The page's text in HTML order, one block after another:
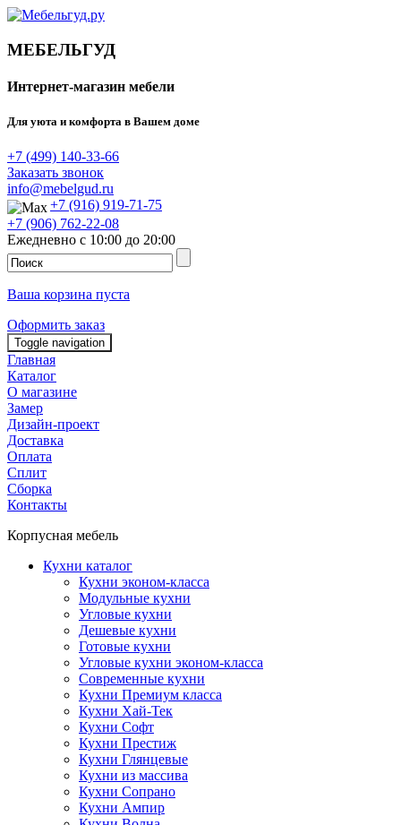
МЕБЕЛЬГУД
Интернет-магазин мебели
Для уюта и комфорта в Вашем доме
+7 (499) 140-33-66
Заказать звонок
info@mebelgud.ru
+7 (916) 919-71-75
+7 (906) 762-22-08
Ежедневно с 10:00 до 20:00
Ваша корзина пуста
Оформить заказ
Toggle navigation
Главная
Каталог
О магазине
Замер
Дизайн-проект
Доставка
Оплата
Сплит
Сборка
Контакты
Корпусная мебель
Кухни каталог
Кухни эконом-класса
Модульные кухни
Угловые кухни
Дешевые кухни
Готовые кухни
Угловые кухни эконом-класса
Современные кухни
Кухни Премиум класса
Кухни Хай-Тек
Кухни Софт
Кухни Престиж
Кухни Глянцевые
Кухни из массива
Кухни Сопрано
Кухни Ампир